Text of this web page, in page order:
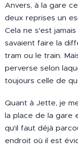
Anvers, à la gare
deux reprises un
Cela ne s'est
savaient faire la
tram ou le train.
perverse selon
toujours celle de
Quant à Jette, je
la place de la gare
qu'il faut déjà
endroit où il est